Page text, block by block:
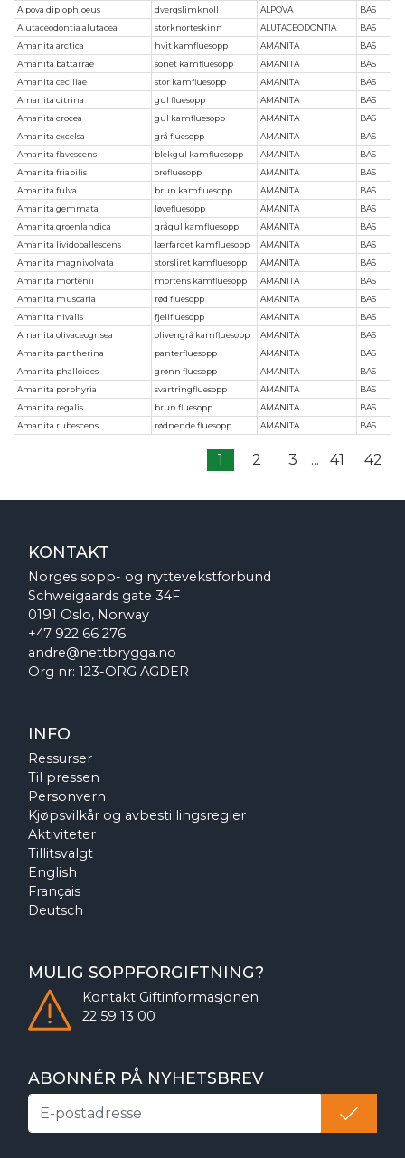
Alpova diplophloeus
dvergslimknoll ALPOVA
BAS
Alutaceodontia alutacea
storknorteskinn ALUTACEODONTIA
BAS
Amanita arctica
hvit kamfluesopp AMANITA
BAS
Amanita battarrae
sonet kamfluesopp AMANITA
BAS
Amanita ceciliae
stor kamfluesopp AMANITA
BAS
Amanita citrina
gul fluesopp AMANITA
BAS
Amanita crocea
gul kamfluesopp AMANITA
BAS
Amanita excelsa
grå fluesopp AMANITA
BAS
Amanita flavescens
blekgul kamfluesopp AMANITA
BAS
Amanita friabilis
orefluesopp AMANITA
BAS
Amanita fulva
brun kamfluesopp AMANITA
BAS
Amanita gemmata
løvefluesopp AMANITA
BAS
Amanita groenlandica
grågul kamfluesopp AMANITA
BAS
Amanita lividopallescens
lærfarget kamfluesopp AMANITA
BAS
Amanita magnivolvata
storsliret kamfluesopp AMANITA
BAS
Amanita mortenii
mortens kamfluesopp AMANITA
BAS
Amanita muscaria
rød fluesopp AMANITA
BAS
Amanita nivalis
fjellfluesopp AMANITA
BAS
Amanita olivaceogrisea
olivengrå kamfluesopp AMANITA
BAS
Amanita pantherina
panterfluesopp AMANITA
BAS
Amanita phalloides
grønn fluesopp AMANITA
BAS
Amanita porphyria
svartringfluesopp AMANITA
BAS
Amanita regalis
brun fluesopp AMANITA
BAS
Amanita rubescens
rødnende fluesopp AMANITA BAS
1 2 3 ... 41 42
KONTAKT
Norges sopp- og nyttevekstforbund
Schweigaards gate 34F
0191 Oslo, Norway
+47 922 66 276
andre@nettbrygga.no
Org nr: 123-ORG AGDER
INFO
Ressurser
Til pressen
Personvern
Kjøpsvilkår og avbestillingsregler
Aktiviteter
Tillitsvalgt
English
Français
Deutsch
MULIG SOPPFORGIFTNING?
Kontakt Giftinformasjonen
22 59 13 00
ABONNÉR PÅ NYHETSBREV